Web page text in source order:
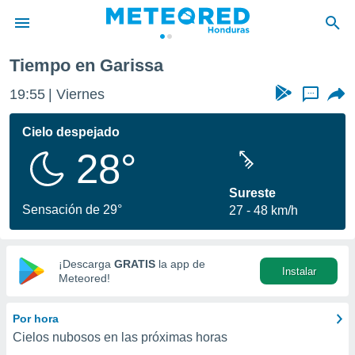
de
ha sido
calidad.
a este
las
y
digital
basada
Tiempo en Garissa
19:55 Viernes ...
Cielo despejado
28°
Sensación de 29°
Sureste
27
48 km/h
¡Descarga GRATIS la app de
Meteored!
Instalar
Por hora
Cielos nubosos en las próximas horas